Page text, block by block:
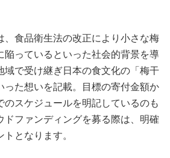
、食品衛生法の改正により小さな梅
陥っているといった社会的背景を導
域で受け継ぎ日本の食文化の「梅干
った想いを記載。目標の寄付金額か
のスケジュールを明記しているのも
ドファンディングを募る際は、明確
となります。